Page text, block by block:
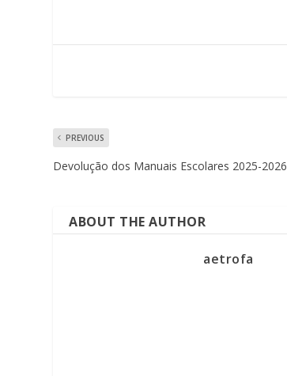
PREVIOUS
Devolução dos Manuais Escolares 2025-2026
ABOUT THE AUTHOR
aetrofa